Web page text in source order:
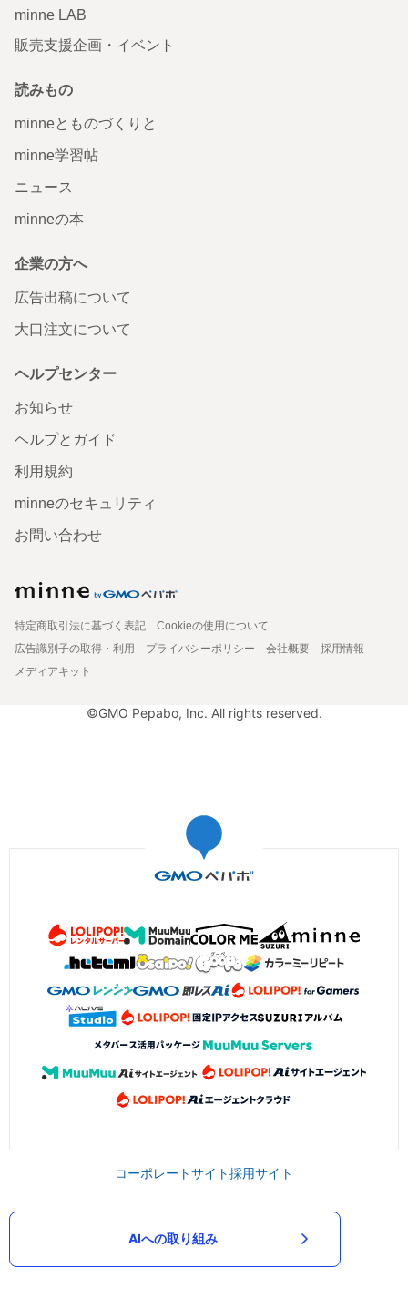
minne LAB
販売支援企画・イベント
読みもの
minneとものづくりと
minne学習帖
ニュース
minneの本
企業の方へ
広告出稿について
大口注文について
ヘルプセンター
お知らせ
ヘルプとガイド
利用規約
minneのセキュリティ
お問い合わせ
特定商取引法に基づく表記
Cookieの使用について
広告識別子の取得・利用
プライバシーポリシー 会社概要
採用情報
メディアキット
©GMO Pepabo, Inc. All rights reserved.
コーポレートサイト採用サイト
AIへの取り組み